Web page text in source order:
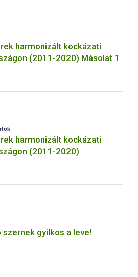
harmonizált kockázati
(2011-2020) Másolat 1
harmonizált kockázati
(2011-2020)
szernek gyilkos a leve!